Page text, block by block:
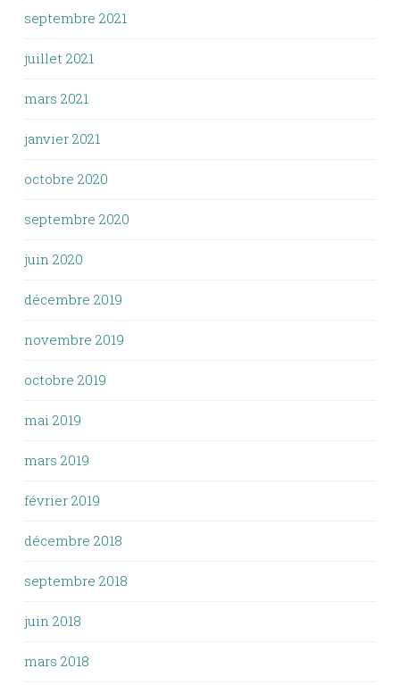
septembre 2021
juillet 2021
mars 2021
janvier 2021
octobre 2020
septembre 2020
juin 2020
décembre 2019
novembre 2019
octobre 2019
mai 2019
mars 2019
février 2019
décembre 2018
septembre 2018
juin 2018
mars 2018